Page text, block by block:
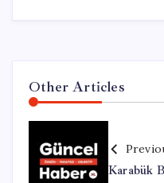
Other Articles
Karabük